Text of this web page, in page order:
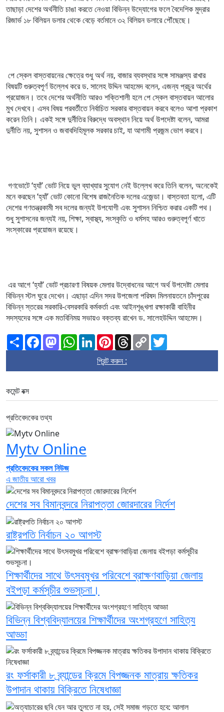
তাছাড়া দেশের অর্থনীতি চাঙা করতে নেওয়া বিভিন্ন উদ্যোগের ফলে বৈদেশিক মুদ্রার
রিজার্ভ ১৮ বিলিয়ন ডলার থেকে বেড়ে বর্তমানে ৩২ বিলিয়ন ডলারে পৌঁছেছে।
পে স্কেল বাস্তবায়নের ক্ষেত্রে শুধু অর্থ নয়, বাজার ব্যবস্থার সঙ্গে সামঞ্জস্য রাখার
বিষয়টি গুরুত্বপূর্ণ উল্লেখ করে ড. সালেহ উদ্দিন আহমেদ বলেন, এজন্য প্রচুর অর্থের
প্রয়োজন। তবে দেশের অর্থনীতি আরও শক্তিশালী হলে পে স্কেল বাস্তবায়ন আলোর
মুখ দেখবে। এসব বিষয় পরবর্তীতে নির্বাচিত সরকার বাস্তবায়ন করবে বলেও আশা প্রকাশ
করেন তিনি। একই সঙ্গে দুর্নীতির বিরুদ্ধে অবস্থান নিয়ে অর্থ উপদেষ্টা বলেন, আমরা
দুর্নীতি নয়, সুশাসন ও জবাবদিহিমূলক সরকার চাই, যা আগামী প্রজন্ম ভোগ করবে।
গণভোটে ‘হ্যাঁ’ ভোট নিয়ে ভুল ব্যাখ্যার সুযোগ নেই উল্লেখ করে তিনি বলেন, অনেকেই
মনে করছেন ‘হ্যাঁ’ ভোট কোনো বিশেষ রাজনৈতিক দলের এজেন্ডা। বাস্তবতা হলো, এটি
দেশের গণতন্ত্রকামী সব দলের জন্যই উপযোগী এবং সুশাসন নিশ্চিত করার একটি পথ।
শুধু সুশাসনের জন্যই নয়, শিক্ষা, স্বাস্থ্য, সংস্কৃতি ও ধর্মসহ আরও গুরুত্বপূর্ণ খাতে
সংস্কারের প্রয়োজন রয়েছে।
এর আগে ‘হ্যাঁ’ ভোট প্রচারণা বিষয়ক মেলার উদ্বোধনের আগে অর্থ উপদেষ্টা মেলার
বিভিন্ন স্টল ঘুরে দেখেন। এছাড়া এদিন সদর উপজেলা পরিষদ মিলনায়তনে চাঁদপুরের
বিভিন্ন স্তরের সরকারি-বেসরকারি কর্মকর্তা এবং আইনশৃঙ্খলা রক্ষাকারী বাহিনীর
সদস্যদের সঙ্গে এক মতবিনিময় সভায়ও বক্তব্য রাখেন ড. সালেহউদ্দিন আহমেদ।
ShareFacebookMastodonWhatsApp
LinkedInPinterestThreads
Copy
Link
প্রিন্ট করুন :
কমেন্ট বক্স
প্রতিবেদকের তথ্য
Mytv Online
প্রতিবেদকের সকল নিউজ
এ জাতীয় আরো খবর
দেশের সব বিমানবন্দরে নিরাপত্তা জোরদারের নির্দেশ
রাষ্ট্রপতি নির্বাচন ২০ আগস্ট
শিক্ষার্থীদের সাথে উৎসবমুখর পরিবেশে ব্রাক্ষণবাড়িয়া জেলায়
বইপড়া কর্মসূচীর শুভসূচনা।
বিভিন্ন বিশ্ববিদ্যালয়ের শিক্ষার্থীদের অংশগ্রহণে সাহিত্য
আড্ডা
রং ফর্সাকারী ৮ ব্র্যান্ডের ক্রিমে বিপজ্জনক মাত্রায় ক্ষতিকর
উপাদান থাকায় বিক্রিতে নিষেধাজ্ঞা